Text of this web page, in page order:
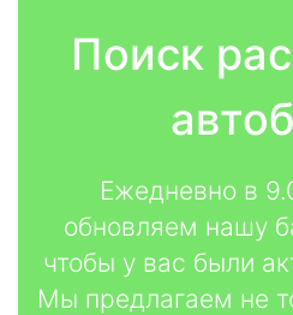
Поиск
Ежедневно в
обновляем нашу
чтобы у вас были
Мы предлагаем не